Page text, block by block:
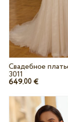
Свадебное
3011
649.00€